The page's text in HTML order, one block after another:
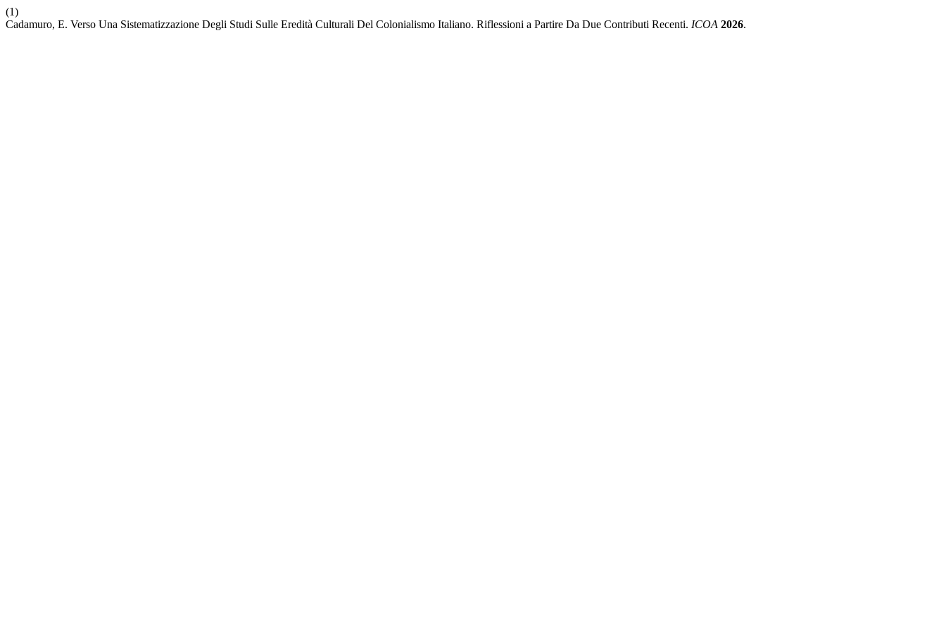
(1)
Cadamuro, E. Verso Una Sistematizzazione Degli Studi Sulle Eredità Culturali Del Colonialismo Italiano. Riflessioni a Partire Da Due Contributi Recenti. ICOA 2026.